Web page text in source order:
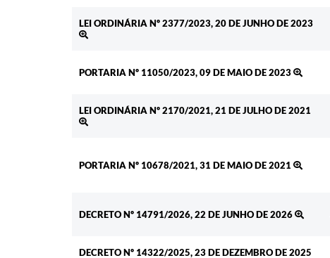
LEI ORDINÁRIA Nº 2377/2023, 20 DE JUNHO DE 2023
PORTARIA Nº 11050/2023, 09 DE MAIO DE 2023
LEI ORDINÁRIA Nº 2170/2021, 21 DE JULHO DE 2021
PORTARIA Nº 10678/2021, 31 DE MAIO DE 2021
DECRETO Nº 14791/2026, 22 DE JUNHO DE 2026
DECRETO Nº 14322/2025, 23 DE DEZEMBRO DE 2025